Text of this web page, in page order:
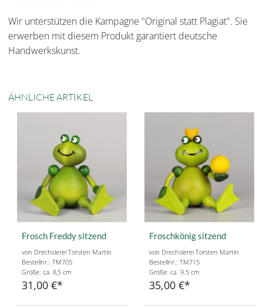
Wir unterstützen die Kampagne "Original statt Plagiat". Sie
erwerben mit diesem Produkt garantiert deutsche
Handwerkskunst.
ÄHNLICHE ARTIKEL
Frosch Freddy sitzend
von Drechslerei Torsten Martin
Bestellnr.: TM705
Größe: ca. 8,5 cm
31,00 €
Froschkönig sitzend
von Drechslerei Torsten Martin
Bestellnr.: TM715
Größe: ca. 9.5 cm
35,00 €